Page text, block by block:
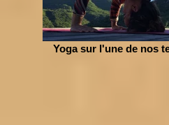
Yoga sur l'une de nos